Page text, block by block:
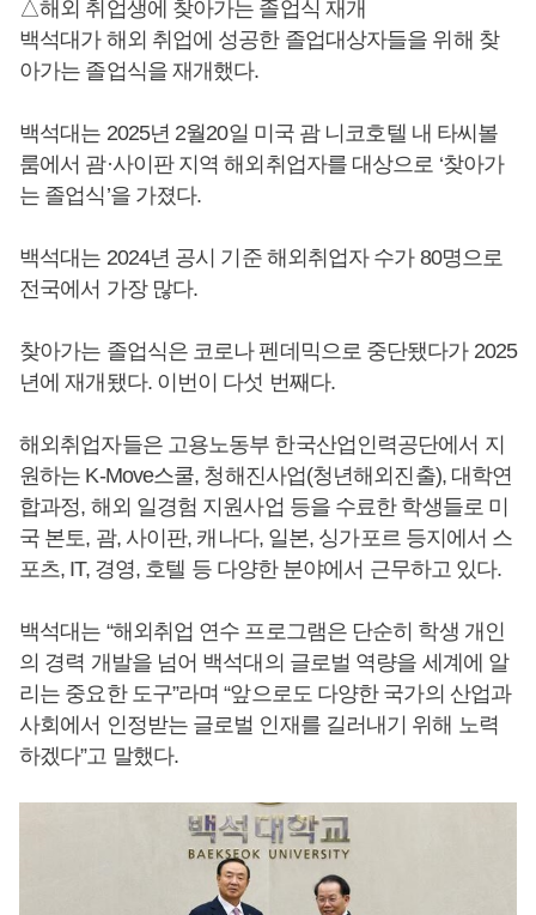
△해외 취업생에 찾아가는 졸업식 재개
백석대가 해외 취업에 성공한 졸업대상자들을 위해 찾
아가는 졸업식을 재개했다.
백석대는 2025년 2월20일 미국 괌 니코호텔 내 타씨볼
룸에서 괌·사이판 지역 해외취업자를 대상으로 ‘찾아가
는 졸업식’을 가졌다.
백석대는 2024년 공시 기준 해외취업자 수가 80명으로
전국에서 가장 많다.
찾아가는 졸업식은 코로나 펜데믹으로 중단됐다가 2025
년에 재개됐다. 이번이 다섯 번째다.
해외취업자들은 고용노동부 한국산업인력공단에서 지
원하는 K-Move스쿨, 청해진사업(청년해외진출), 대학연
합과정, 해외 일경험 지원사업 등을 수료한 학생들로 미
국 본토, 괌, 사이판, 캐나다, 일본, 싱가포르 등지에서 스
포츠, IT, 경영, 호텔 등 다양한 분야에서 근무하고 있다.
백석대는 “해외취업 연수 프로그램은 단순히 학생 개인
의 경력 개발을 넘어 백석대의 글로벌 역량을 세계에 알
리는 중요한 도구”라며 “앞으로도 다양한 국가의 산업과
사회에서 인정받는 글로벌 인재를 길러내기 위해 노력
하겠다”고 말했다.